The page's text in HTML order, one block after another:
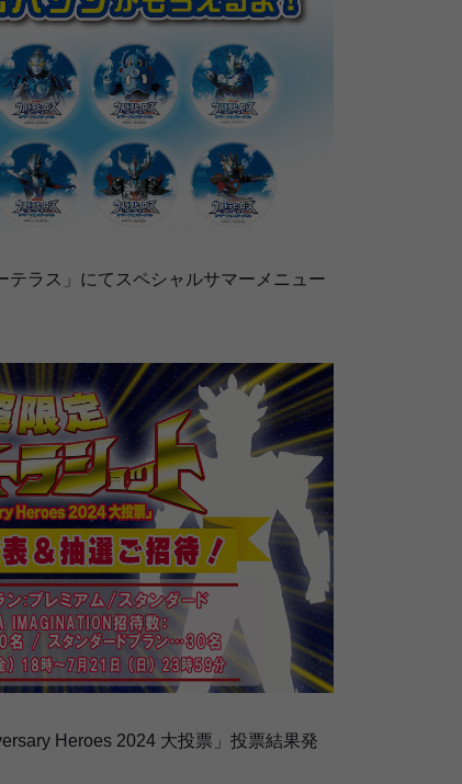
テラス」にてスペシャルサマーメニュー
Heroes 2024 大投票」投票結果発